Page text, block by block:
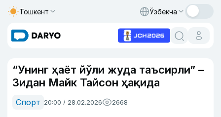
Тошкент Ўзбекча
“Унинг ҳаёт йўли жуда таъсирли” –
Зидан Майк Тайсон ҳақида
Спорт 20:00 / 28.02.2026 2668